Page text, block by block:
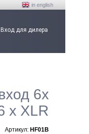
in english
для дилера
6x
x XLR
Артикул: HF01B